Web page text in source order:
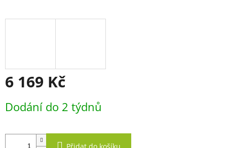
6 169 Kč
cena:
Dodání do 2 týdnů